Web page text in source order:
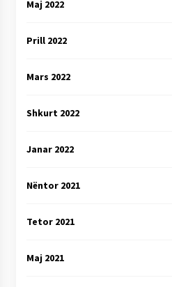
Maj 2022
Prill 2022
Mars 2022
Shkurt 2022
Janar 2022
Nëntor 2021
Tetor 2021
Maj 2021